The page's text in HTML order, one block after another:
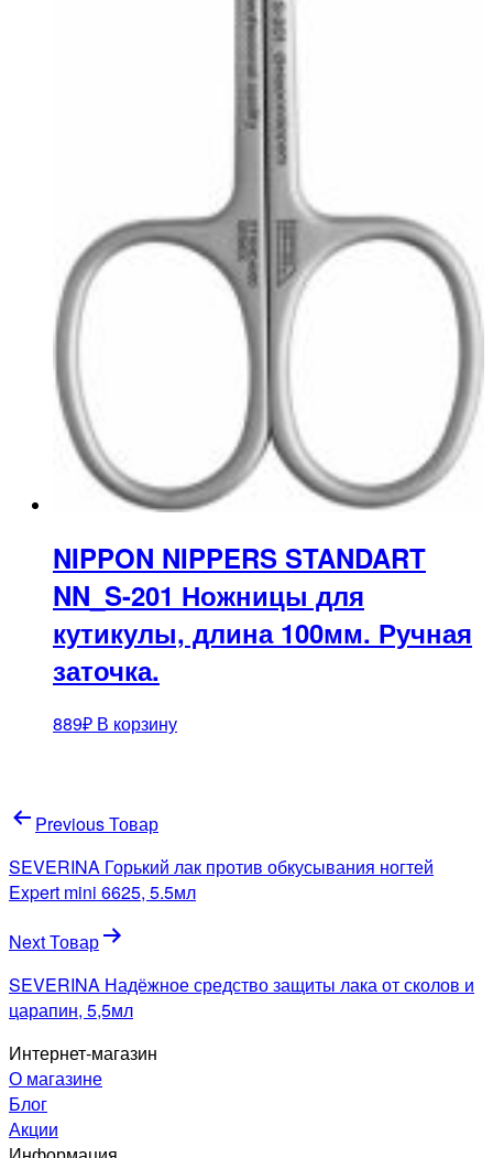
NIPPON NIPPERS STANDART
NN_S-201 Ножницы для
кутикулы, длина 100мм. Ручная
заточка.
889₽ В корзину
Навигация
по
записям
Previous Товар
SEVERINA Горький лак против обкусывания ногтей
Expert mini 6625, 5.5мл
Next Товар
SEVERINA Надёжное средство защиты лака от сколов и
царапин, 5,5мл
Интернет-магазин
О магазине
Блог
Акции